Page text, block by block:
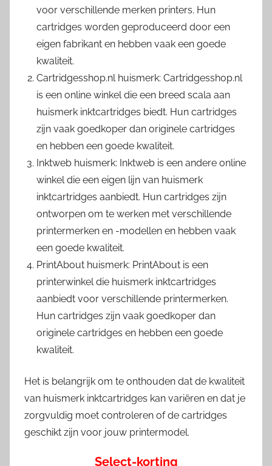
voor verschillende merken printers. Hun
cartridges worden geproduceerd door een
eigen fabrikant en hebben vaak een goede
kwaliteit.
Cartridgesshop.nl huismerk: Cartridgesshop.nl
is een online winkel die een breed scala aan
huismerk inktcartridges biedt. Hun cartridges
zijn vaak goedkoper dan originele cartridges
en hebben een goede kwaliteit.
Inktweb huismerk: Inktweb is een andere online
winkel die een eigen lijn van huismerk
inktcartridges aanbiedt. Hun cartridges zijn
ontworpen om te werken met verschillende
printermerken en -modellen en hebben vaak
een goede kwaliteit.
PrintAbout huismerk: PrintAbout is een
printerwinkel die huismerk inktcartridges
aanbiedt voor verschillende printermerken.
Hun cartridges zijn vaak goedkoper dan
originele cartridges en hebben een goede
kwaliteit.
Het is belangrijk om te onthouden dat de kwaliteit
van huismerk inktcartridges kan variëren en dat je
zorgvuldig moet controleren of de cartridges
geschikt zijn voor jouw printermodel.
Select-korting